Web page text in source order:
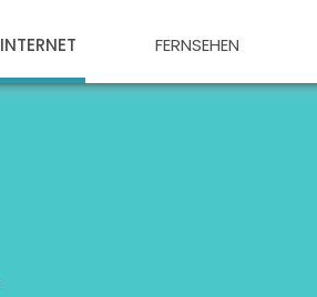
INTERNET FERNSEHEN